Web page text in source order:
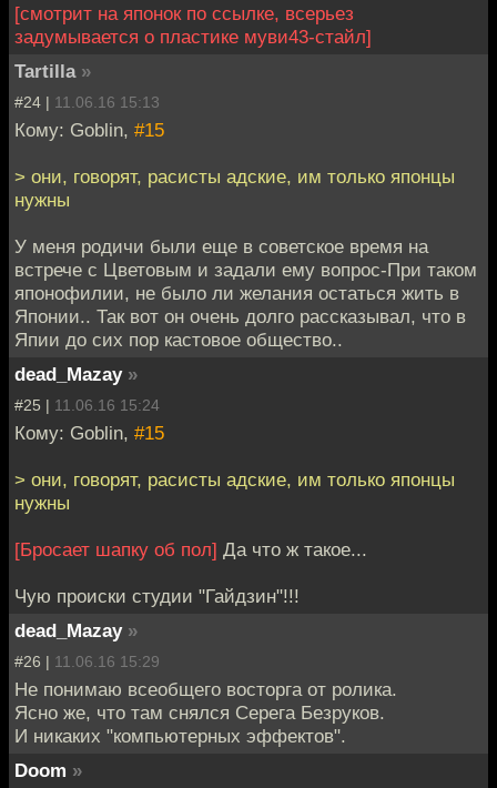
[смотрит на японок по ссылке, всерьез
задумывается о пластике муви43-стайл]
Tartilla »
#24 | 11.06.16 15:13
Кому: Goblin, #15
> они, говорят, расисты адские, им только японцы
нужны
У меня родичи были еще в советское время на
встрече с Цветовым и задали ему вопрос-При таком
японофилии, не было ли желания остаться жить в
Японии.. Так вот он очень долго рассказывал, что в
Япии до сих пор кастовое общество..
dead_Mazay »
#25 | 11.06.16 15:24
Кому: Goblin, #15
> они, говорят, расисты адские, им только японцы
нужны
[Бросает шапку об пол] Да что ж такое...
Чую происки студии "Гайдзин"!!!
dead_Mazay »
#26 | 11.06.16 15:29
Не понимаю всеобщего восторга от ролика.
Ясно же, что там снялся Серега Безруков.
И никаких "компьютерных эффектов".
Doom »